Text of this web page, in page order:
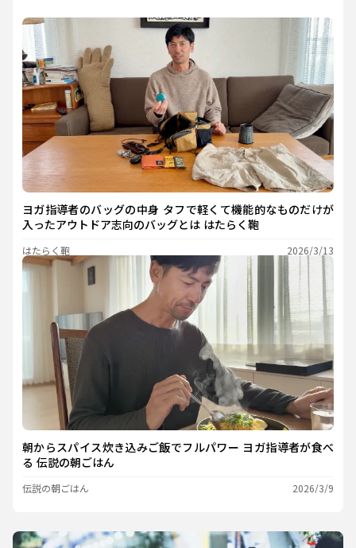
ヨガ指導者のバッグの中身 タフで軽くて機能的なものだけが
入ったアウトドア志向のバッグとは はたらく鞄
はたらく鞄 2026/3/13
朝からスパイス炊き込みご飯でフルパワー ヨガ指導者が食べ
る 伝説の朝ごはん
伝説の朝ごはん 2026/3/9